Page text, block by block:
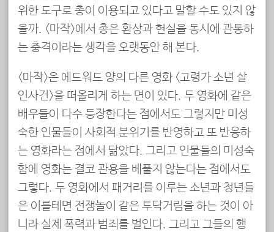
위한 도구로 총이 이용되고 있다고 말할 수도 있지 않
을까. <마작>에서 총은 환상과 현실을 동시에 관통하
는 충격이라는 생각을 오랫동안 해 본다.
<마작>은 에드워드 양의 다른 영화 <고령가 소년 살
인사건>을 떠올리게 하는 면이 있다. 두 영화에 같은
배우들이 다수 등장한다는 점에서도 그렇지만 미성
숙한 인물들이 사회적 분위기를 반영하고 또 반응하
는 영화라는 점에서 닮았다. 그리고 인물들의 미성숙
함에 영화는 결코 관용을 베풀지 않는다는 점에서도
그렇다. 두 영화에서 패거리를 이루는 소년과 청년들
은 이를테면 전쟁놀이 같은 투닥거림을 하는 것이 아
니라 실제 폭력과 범죄를 벌인다. 그리고 그들의 행